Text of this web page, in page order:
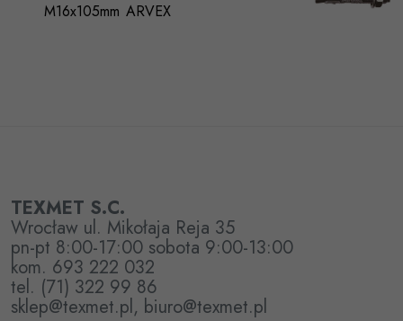
M16x105mm ARVEX
TEXMET S.C.
Wrocław ul. Mikołaja Reja 35
pn-pt 8:00-17:00 sobota 9:00-13:00
kom. 693 222 032
tel. (71) 322 99 86
sklep@texmet.pl, biuro@texmet.pl